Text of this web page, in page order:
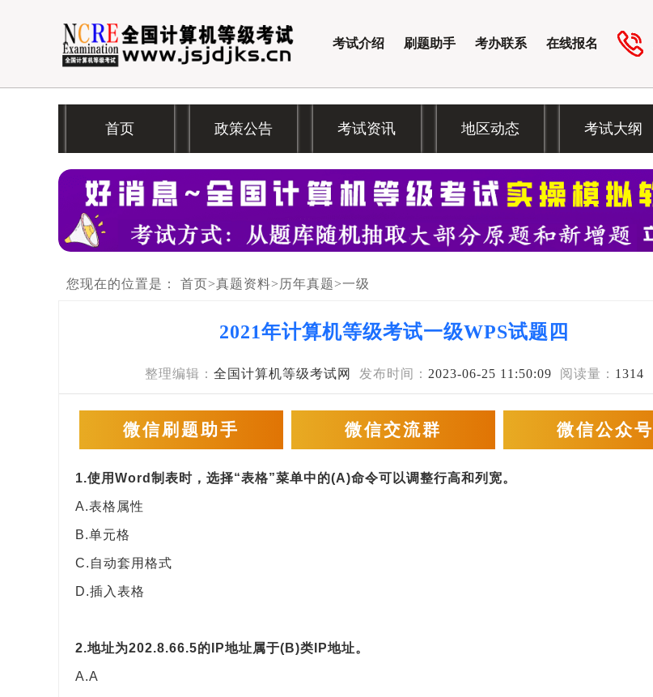
考试介绍 刷题助手 考办联系 在线报名
首页 政策公告 考试资讯 地区动态 考试大纲
您现在的位置是： 首页>真题资料> 历年真题>一级
2021年计算机等级考试一级WPS试题四
整理编辑： 全国计算机等级考试网 发布时间： 2023-06-25 11:50:09 阅读量： 1314
微信刷题助手 微信交流群 微信公众号
1.使用Word制表时，选择“表格”菜单中的(A)命令可以调整行高和列宽。
A.表格属性
B.单元格
C.自动套用格式
D.插入表格
2.地址为202.8.66.5的IP地址属于(B)类IP地址。
A.A